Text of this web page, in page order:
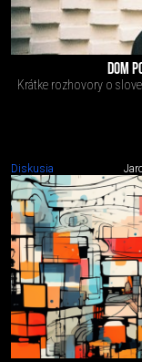
DOM
Krátke rozhovory o
Diskusia